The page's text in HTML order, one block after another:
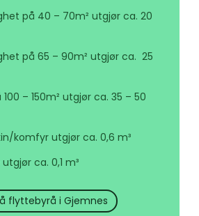
på 40 – 70m² utgjør ca. 20
på 65 – 90m² utgjør ca. 25
– 150m² utgjør ca. 35 – 50
komfyr utgjør ca. 0,6 m³
ca. 0,1 m³
flyttebyrå i Gjemnes